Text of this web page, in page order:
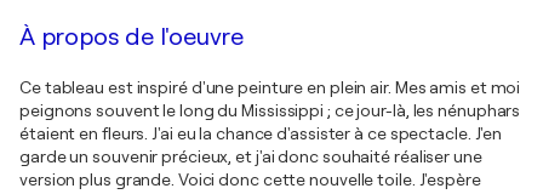
À propos de l'oeuvre
Ce tableau est inspiré d'une peinture en plein air. Mes amis et moi
peignons souvent le long du Mississippi ; ce jour-là, les nénuphars
étaient en fleurs. J'ai eu la chance d'assister à ce spectacle. J'en
garde un souvenir précieux, et j'ai donc souhaité réaliser une
version plus grande. Voici donc cette nouvelle toile. J'espère